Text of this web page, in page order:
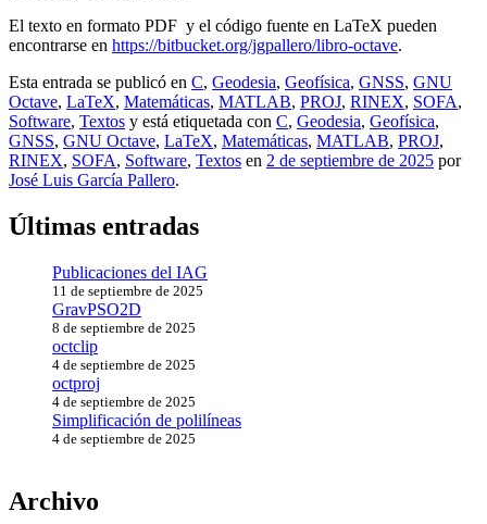
El texto en formato PDF y el código fuente en LaTeX pueden
encontrarse en https://bitbucket.org/jgpallero/libro-octave.
Esta entrada se publicó en C, Geodesia, Geofísica, GNSS, GNU
Octave, LaTeX, Matemáticas, MATLAB, PROJ, RINEX, SOFA,
Software, Textos y está etiquetada con C, Geodesia, Geofísica,
GNSS, GNU Octave, LaTeX, Matemáticas, MATLAB, PROJ,
RINEX, SOFA, Software, Textos en 2 de septiembre de 2025 por
José Luis García Pallero.
Últimas entradas
Publicaciones del IAG
11 de septiembre de 2025
GravPSO2D
8 de septiembre de 2025
octclip
4 de septiembre de 2025
octproj
4 de septiembre de 2025
Simplificación de polilíneas
4 de septiembre de 2025
Archivo